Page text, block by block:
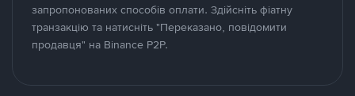
запропонованих способів оплати. Здійсніть фіатну
транзакцію та натисніть "Переказано, повідомити
продавця" на Binance P2P.